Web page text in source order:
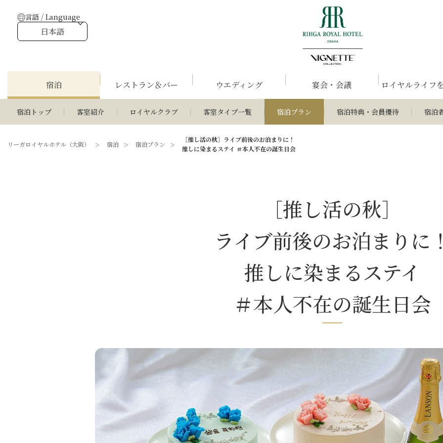
言語 / Language
日本語
宿泊 レストラン＆バー ウエディング 宴会・会議 ロイヤルライフ
宿泊トップ 客室紹介 ロイヤルクラブ 客室タイプ一覧 宿泊プラン 宿泊特典・会員優待 宿泊
リーガロイヤルホテル（大阪） 宿泊 宿泊プラン
［推し活の秋］ライブ前後のお泊まりに！
推しに染まるステイ ＃本人不在の誕生日会
［推し活の秋］
ライブ前後のお泊まりに
推しに染まるステイ
＃本人不在の誕生日会